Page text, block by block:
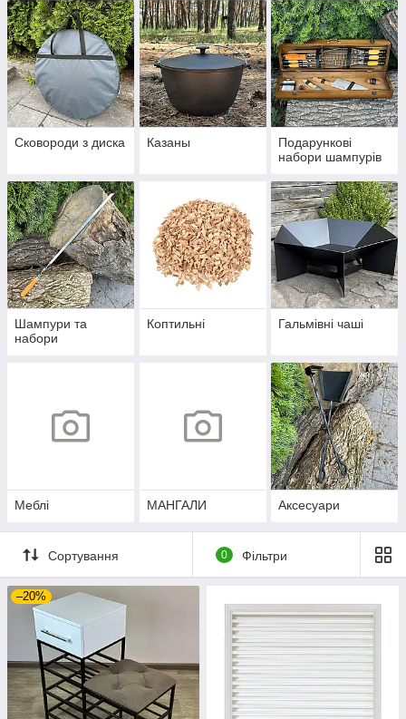
Сковороди з диска Казаны
Подарункові
набори шампурів
Шампури та
набори
Коптильні Гальмівні чаші
Меблі МАНГАЛИ Аксесуари
Сортування 0 Фільтри
–20%